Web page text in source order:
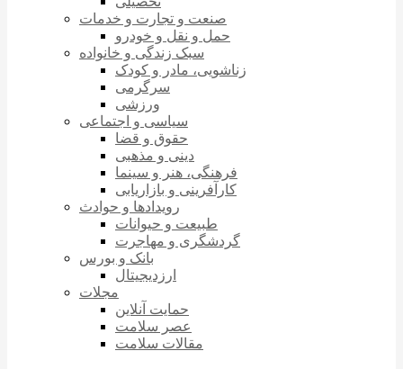
صنعت و تجارت و خدمات
حمل و نقل و خودرو
سبک زندگی و خانواده
زناشویی، مادر و کودک
سرگرمی
ورزشی
سیاسی و اجتماعی
حقوق و قضا
دینی و مذهبی
فرهنگی، هنر و سینما
کارآفرینی و بازاریابی
رویدادها و حوادث
طبیعت و حیوانات
گردشگری و مهاجرت
بانک و بورس
ارزدیجیتال
مجلات
حمایت آنلاین
عصر سلامت
مقالات سلامت